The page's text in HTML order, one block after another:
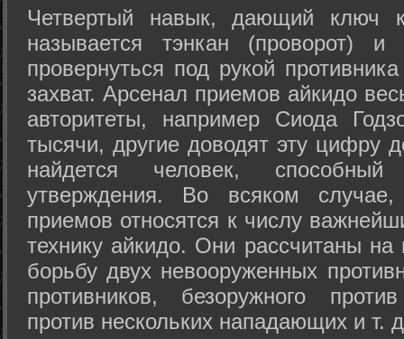
Четвертый навык, дающий ключ
называется тэнкан (проворот)
провернуться под рукой
захват. Арсенал приемов айкидо
авторитеты, например Сиода
тысячи, другие доводят эту цифру
найдется человек,
утверждения. Во всяком
приемов относятся к числу
технику айкидо. Они рассчитаны
борьбу двух невооруженных
противников, безоружного
против нескольких нападающих и т.